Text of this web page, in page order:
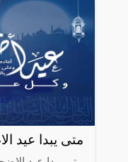
متى يبدا عيد